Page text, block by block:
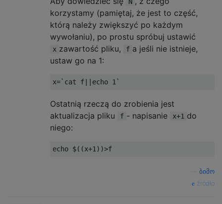
korzystamy (pamiętaj, że jest to część,
którą należy zwiększyć po każdym
wywołaniu), po prostu spróbuj ustawić
x zawartość pliku, f a jeśli nie istnieje,
ustaw go na 1:
x=`cat f||echo 1`
Ostatnią rzeczą do zrobienia jest
aktualizacja pliku
f - napisanie x+1 do
niego:
echo $((x+1 ))>f
ბიმო
źródło